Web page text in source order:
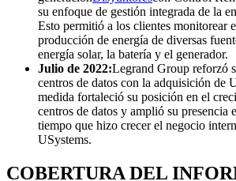
su enfoque de gestión integrada de la
Esto permitió a los clientes monitorear
producción de energía de diversas
energía solar, la batería y el generador.
Julio de 2022:Legrand Group reforzó
centros de datos con la adquisición de
medida fortaleció su posición en el
centros de datos y amplió su presencia
tiempo que hizo crecer el negocio
USystems.
COBERTURA DEL